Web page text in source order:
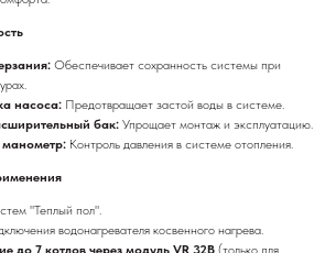
Обеспечивает сохранность системы при
насоса: Предотвращает застой воды в системе.
бак: Упрощает монтаж и эксплуатацию.
Контроль давления в системе отопления.
"Теплый пол".
водонагревателя косвенного нагрева.
до 7 котлов через модуль VR 32B (только для